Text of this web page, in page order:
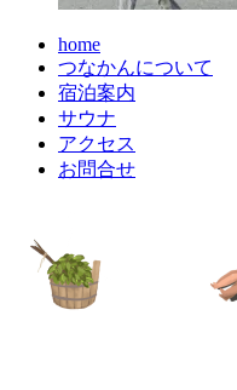
home
つなかんについて
宿泊案内
サウナ
アクセス
お問合せ